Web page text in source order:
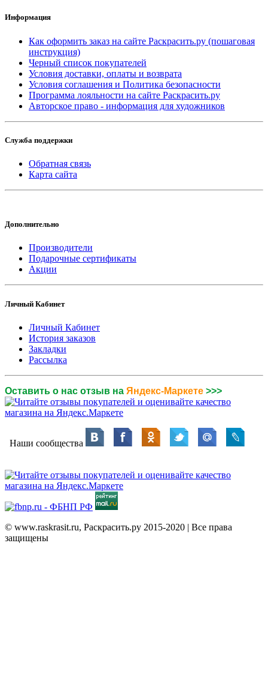
Информация
Как оформить заказ на сайте Раскрасить.ру (пошаговая
инструкция)
Черный список покупателей
Условия доставки, оплаты и возврата
Условия соглашения и Политика безопасности
Программа лояльности на сайте Раскрасить.ру
Авторское право - информация для художников
Служба поддержки
Обратная связь
Карта сайта
Дополнительно
Производители
Подарочные сертификаты
Акции
Личный Кабинет
Личный Кабинет
История заказов
Закладки
Рассылка
Оставить о нас отзыв на Яндекс-Маркете >>>
Наши сообщества
© www.raskrasit.ru, Раскрасить.ру 2015-2020 | Все права
защищены